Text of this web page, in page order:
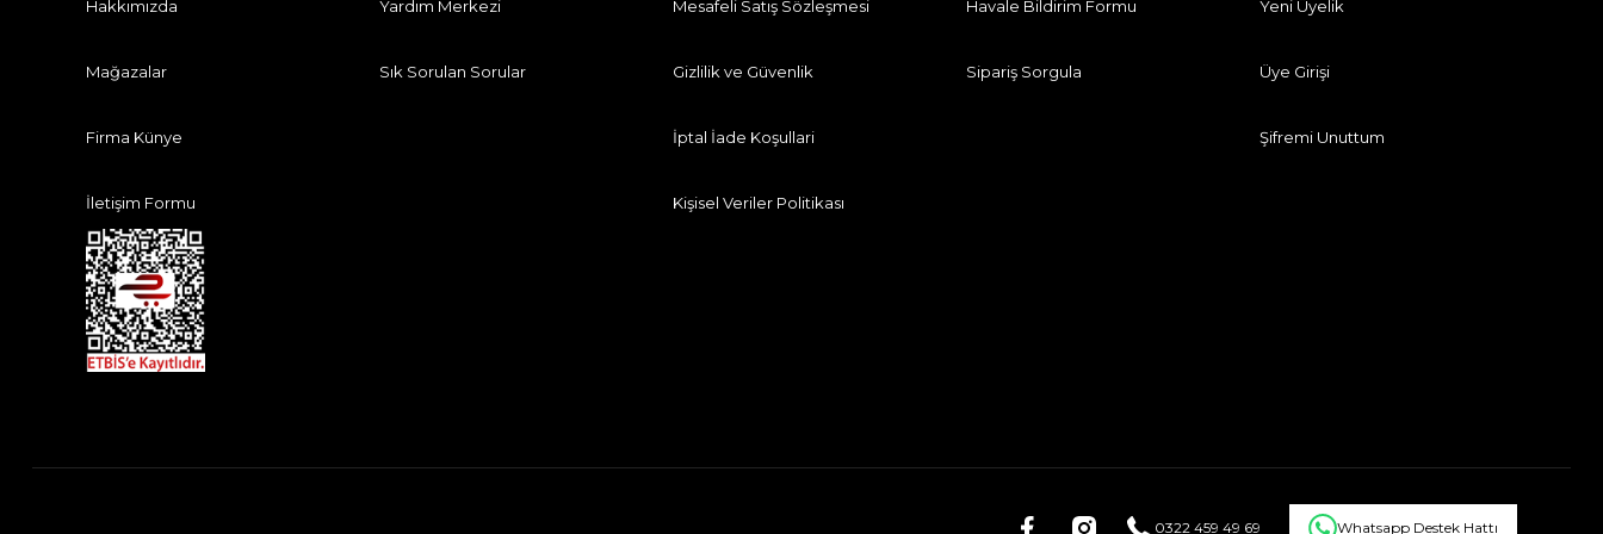
Hakkımızda
Mağazalar
Firma Künye
İletişim Formu
Yardım Merkezi
Sık Sorulan Sorular
Mesafeli Satış Sözleşmesi
Gizlilik ve Güvenlik
İptal İade Koşullari
Kişisel Veriler Politikası
Havale Bildirim Formu
Sipariş Sorgula
Yeni Üyelik
Üye Girişi
Şifremi Unuttum
0322 459 49 69 Whatsapp Destek Hattı